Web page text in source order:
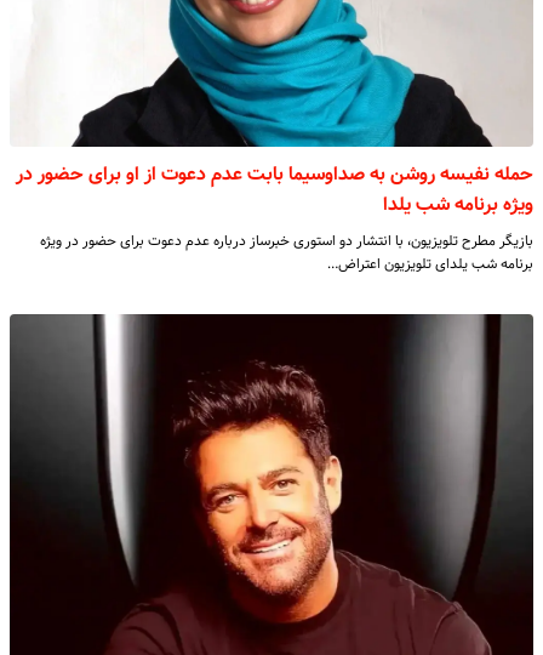
حمله نفیسه روشن به صداوسیما بابت عدم دعوت از او برای حضور در
ویژه‌ برنامه شب یلدا
بازیگر مطرح تلویزیون، با انتشار دو استوری خبرساز درباره عدم دعوت برای حضور در ویژه‌
برنامه شب یلدای تلویزیون اعتراض…